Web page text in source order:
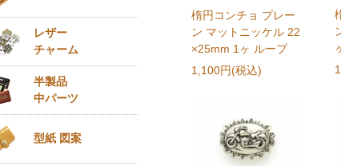
楕円コンチョ プレー
ン マットニッケル 22
×25mm 1ヶ ループ
1,100円(税込)
レザー
チャーム
半製品
中パーツ
型紙 図案